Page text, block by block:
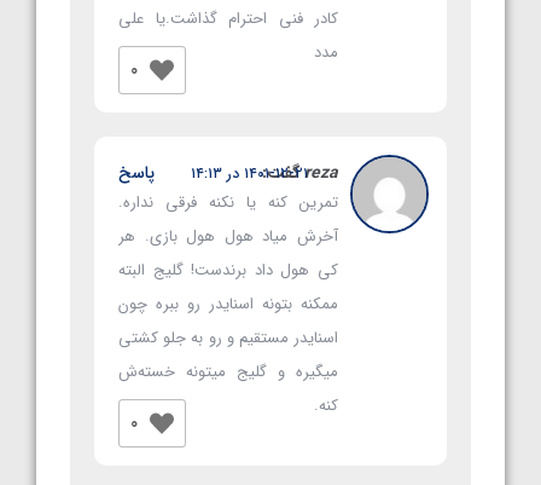
کادر فنی احترام گذاشت.یا علی
مدد
0
rezaگفت:
۱۴۰۱-۱۲-۲۱ در ۱۴:۱۳
تمرین کنه یا نکنه فرقی نداره.
آخرش میاد هول هول بازی. هر
کی هول داد برندست! گلیج البته
ممکنه بتونه اسنایدر رو ببره چون
اسنایدر مستقیم و رو به جلو کشتی
میگیره و گلیج میتونه خسته‌ش
کنه.
0
پاسخ